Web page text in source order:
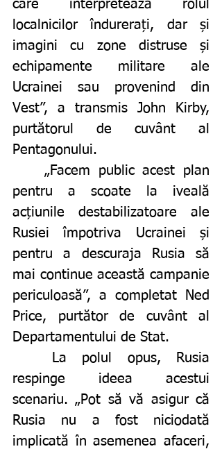
care interpretează rolul
localnicilor îndurerați, dar și
imagini cu zone distruse și
echipamente militare ale
Ucrainei sau provenind din
Vest”, a transmis
John Kirby,
purtătorul de cuvânt al
Pentagonului.
pentru a scoate la iveală
acțiunile destabilizatoare ale
Rusiei împotriva Ucrainei și
pentru a descuraja Rusia să
mai continue această campanie
periculoasă”, a completat Ned
Price, purtător de cuvânt al
Departamentului de Stat.
respinge ideea acestui
scenariu. „Pot să vă asigur că
Rusia nu a fost niciodată
implicată în asemenea afaceri,